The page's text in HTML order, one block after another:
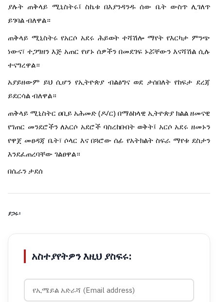
ያሉት ጠቅላይ ሚኒስትሩ፤ ስኬቱ በእያንዳንዱ ሰው ቤት ውስጥ ሊገለጥ
ይገባል ብለዋል።
ጠቅላይ ሚኒስትሩ የአርሶ አደሩ ሕይወት ተሻሽሎ ማየት የእርካታ ምንጭ
ነውና፣ ተጋግዘን እጅ አጠር የሆኑ ሰዎችን በመደገፍ ኑሯቸውን እናሻሽል ሲሉ
ተናግረዋል።
አያይዘውም ይህ ሲሆን የኢትዮጵያ ብልፅግና ወደ ታሰበለት የከፍታ ደረጃ
ይደርሳል ብለዋል።
ጠቅላይ ሚኒስትር ዐቢይ አሕመድ (ዶ/ር) በማዕከላዊ ኢትዮጵያ ክልል ዘመናዊ
የገጠር መንደሮችን ለአርሶ አደሮች ባስረከቡበት ወቅት፤ አርሶ አደሩ ዘመኑን
የዋጀ መፀዳጃ ቤት፣ ሶላር እና በጓሮው ሰፊ የአትክልት ስፍራ ማየቱ ደስታን
እንደፈጠረባቸው ገልፀዋል።
በሴራን ታደሰ
ያጋሩ፡
አስተያየትዎን እዚህ ያስፍሩ: